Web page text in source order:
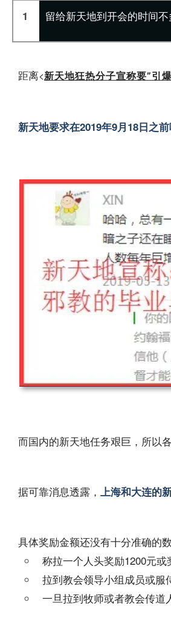
1 留给新天地到开会的时间不
距离<新天地狂热分子宣称要”引
新天地要求在2019年9月18日之
而国内的新天地任务艰巨，所以
据可靠消息透露， 上海和大连的
具体奖励金额还没有十分准确的
称拉一个人头奖励1200元或
拉到教会领导小组成员或服
一旦拉到牧师或者教会传道